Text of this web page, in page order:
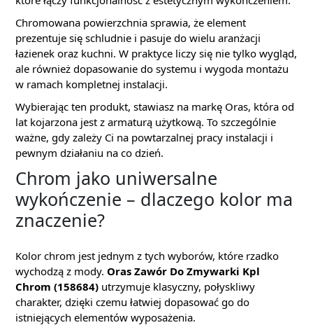
Chromowana powierzchnia sprawia, że element
prezentuje się schludnie i pasuje do wielu aranżacji
łazienek oraz kuchni. W praktyce liczy się nie tylko wygląd,
ale również dopasowanie do systemu i wygoda montażu
w ramach kompletnej instalacji.
Wybierając ten produkt, stawiasz na markę Oras, która od
lat kojarzona jest z armaturą użytkową. To szczególnie
ważne, gdy zależy Ci na powtarzalnej pracy instalacji i
pewnym działaniu na co dzień.
Chrom jako uniwersalne
wykończenie – dlaczego kolor ma
znaczenie?
Kolor chrom jest jednym z tych wyborów, które rzadko
wychodzą z mody. Oras Zawór Do Zmywarki Kpl
Chrom (158684) utrzymuje klasyczny, połyskliwy
charakter, dzięki czemu łatwiej dopasować go do
istniejących elementów wyposażenia.